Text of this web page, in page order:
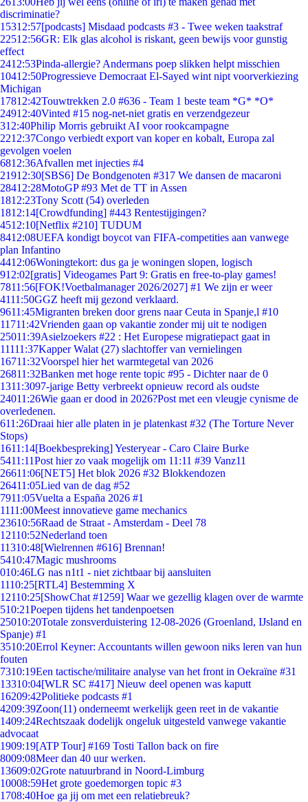
discriminatie?
15312:57[podcasts] Misdaad podcasts #3 - Twee weken taakstraf
22512:56GR: Elk glas alcohol is riskant, geen bewijs voor gunstig
effect
2412:53Pinda-allergie? Andermans poep slikken helpt misschien
10412:50Progressieve Democraat El-Sayed wint nipt voorverkiezing
Michigan
17812:42Touwtrekken 2.0 #636 - Team 1 beste team *G* *O*
24912:40Vinted #15 nog-net-niet gratis en verzendgezeur
312:40Philip Morris gebruikt AI voor rookcampagne
2212:37Congo verbiedt export van koper en kobalt, Europa zal
gevolgen voelen
6812:36Afvallen met injecties #4
21912:30[SBS6] De Bondgenoten #317 We dansen de macaroni
28412:28MotoGP #93 Met de TT in Assen
1812:23Tony Scott (54) overleden
1812:14[Crowdfunding] #443 Rentestijgingen?
4512:10[Netflix #210] TUDUM
8412:08UEFA kondigt boycot van FIFA-competities aan vanwege
plan Infantino
4412:06Woningtekort: dus ga je woningen slopen, logisch
912:02[gratis] Videogames Part 9: Gratis en free-to-play games!
7811:56[FOK!Voetbalmanager 2026/2027] #1 We zijn er weer
4111:50GGZ heeft mij gezond verklaard.
9611:45Migranten breken door grens naar Ceuta in Spanje,l #10
11711:42Vrienden gaan op vakantie zonder mij uit te nodigen
25011:39Asielzoekers #22 : Het Europese migratiepact gaat in
11111:37Kapper Walat (27) slachtoffer van vernielingen
16711:32Voorspel hier het warmtegetal van 2026
26811:32Banken met hoge rente topic #95 - Dichter naar de 0
1311:3097-jarige Betty verbreekt opnieuw record als oudste
24011:26Wie gaan er dood in 2026?Post met een vleugje cynisme de
overledenen.
611:26Draai hier alle platen in je platenkast #32 (The Torture Never
Stops)
1611:14[Boekbespreking] Yesteryear - Caro Claire Burke
5411:11Post hier zo vaak mogelijk om 11:11 #39 Vanz11
26611:06[NET5] Het blok 2026 #32 Blokkendozen
26411:05Lied van de dag #52
7911:05Vuelta a España 2026 #1
1111:00Meest innovatieve game mechanics
23610:56Raad de Straat - Amsterdam - Deel 78
12110:52Nederland toen
11310:48[Wielrennen #616] Brennan!
5410:47Magic mushrooms
010:46LG nas n1t1 - niet zichtbaar bij aansluiten
1110:25[RTL4] Bestemming X
12110:25[ShowChat #1259] Waar we gezellig klagen over de warmte
510:21Poepen tijdens het tandenpoetsen
25010:20Totale zonsverduistering 12-08-2026 (Groenland, IJsland en
Spanje) #1
3510:20Errol Keyner: Accountants willen gewoon niks leren van hun
fouten
7310:19Een tactische/militaire analyse van het front in Oekraïne #31
13310:04[WLR SC #417] Nieuw deel openen was kaputt
16209:42Politieke podcasts #1
4209:39Zoon(11) onderneemt werkelijk geen reet in de vakantie
1409:24Rechtszaak dodelijk ongeluk uitgesteld vanwege vakantie
advocaat
1909:19[ATP Tour] #169 Tosti Tallon back on fire
8009:08Meer dan 40 uur werken.
13609:02Grote natuurbrand in Noord-Limburg
10008:59Het grote goedemorgen topic #3
1708:40Hoe ga jij om met een relatiebreuk?